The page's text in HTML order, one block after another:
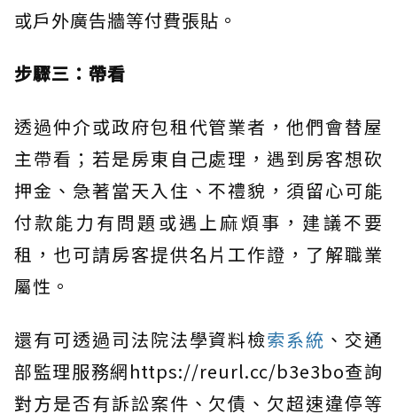
或戶外廣告牆等付費張貼。
步驟三：帶看
透過仲介或政府包租代管業者，他們會替屋
主帶看；若是房東自己處理，遇到房客想砍
押金、急著當天入住、不禮貌，須留心可能
付款能力有問題或遇上麻煩事，建議不要
租，也可請房客提供名片工作證，了解職業
屬性。
還有可透過司法院法學資料檢索系統 、交通
部監理服務網https://reurl.cc/b3e3bo查詢
對方是否有訴訟案件、欠債、欠超速違停等